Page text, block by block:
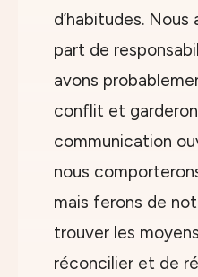
d’habitudes. Nous
part de
avons
conflit et
communication
nous
mais ferons de
trouver les
réconcilier et de